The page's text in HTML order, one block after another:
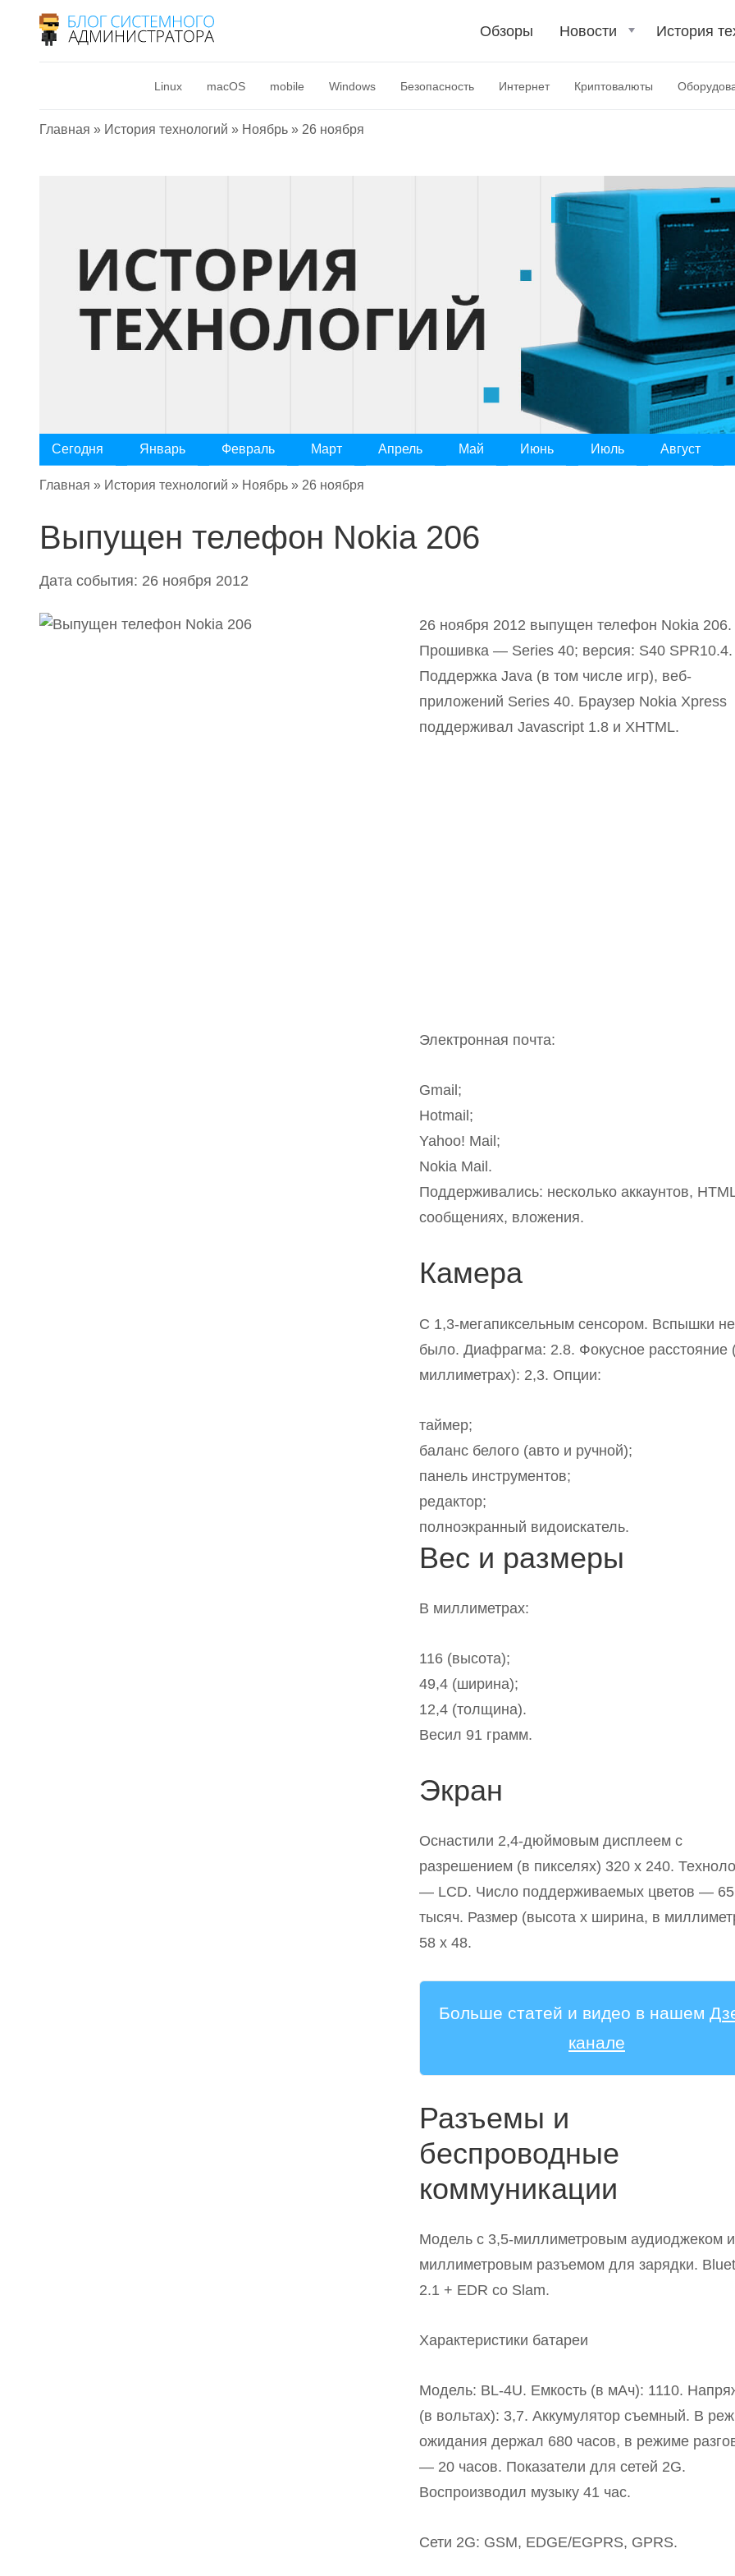
Обзоры Новости История
Linux macOS mobile Windows Безопасность Интернет Криптовалюты
Главная » История технологий » Ноябрь » 26 ноября
Сегодня Январь Февраль Март Апрель Май Июнь Июль Август
Главная » История технологий » Ноябрь » 26 ноября
Выпущен телефон Nokia 206
Дата события: 26 ноября 2012
26 ноября 2012 выпущен телефон Nokia 206.
Прошивка — Series 40; версия: S40 SPR10.4.
Поддержка Java (в том числе игр), веб-
приложений Series 40. Браузер Nokia Xpress
поддерживал Javascript 1.8 и XHTML.
Электронная почта:
Gmail;
Hotmail;
Yahoo! Mail;
Nokia Mail.
Поддерживались: несколько аккаунтов,
сообщениях, вложения.
Камера
С 1,3-мегапиксельным сенсором. Вспышки не
было. Диафрагма: 2.8. Фокусное расстояние
миллиметрах): 2,3. Опции:
таймер;
баланс белого (авто и ручной);
панель инструментов;
редактор;
полноэкранный видоискатель.
Вес и размеры
В миллиметрах:
116 (высота);
49,4 (ширина);
12,4 (толщина).
Весил 91 грамм.
Экран
Оснастили 2,4-дюймовым дисплеем с
разрешением (в пикселях) 320 х 240.
— LCD. Число поддерживаемых цветов —
тысяч. Размер (высота х ширина, в
58 х 48.
Больше статей и видео в нашем
канале
Разъемы и
беспроводные
коммуникации
Модель с 3,5-миллиметровым аудиоджеком
миллиметровым разъемом для зарядки.
2.1 + EDR со Slam.
Характеристики батареи
Модель: BL-4U. Емкость (в мАч): 1110.
(в вольтах): 3,7. Аккумулятор съемный. В
ожидания держал 680 часов, в режиме
— 20 часов. Показатели для сетей 2G.
Воспроизводил музыку 41 час.
Сети 2G: GSM, EDGE/EGPRS, GPRS.